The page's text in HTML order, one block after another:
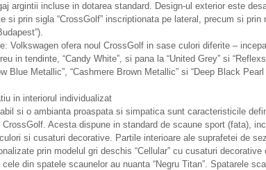
argintii incluse in dotarea standard. Design-ul exterior este
si prin sigla “CrossGolf” inscriptionata pe lateral, precum si prin
Volkswagen ofera noul CrossGolf in sase culori diferite –
in tendinte, “Candy White”, si pana la “United Grey” si
Blue Metallic”, “Cashmere Brown Metallic” si “Deep Black
in interiorul individualizat
si o ambianta proaspata si simpatica sunt caracteristicile
CrossGolf. Acesta dispune in standard de scaune sport (fata),
si cusaturi decorative. Partile interioare ale suprafetei de
prin modelul gri deschis “Cellular” cu cusaturi decorative
din spatele scaunelor au nuanta “Negru Titan”. Spatarele